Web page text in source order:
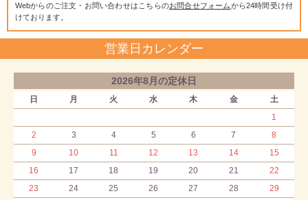
Webからのご注文・お問い合わせはこちらのお問合せフォームから24時間受け付
けております。
営業日カレンダー
2026年8月の定休日
日 月 火 水 木 金
土
1
2
3 4 5 6 7
8
9
10 11 12 13 14
15
16
17 18 19 20 21
22
23
24 25 26 27 28
29